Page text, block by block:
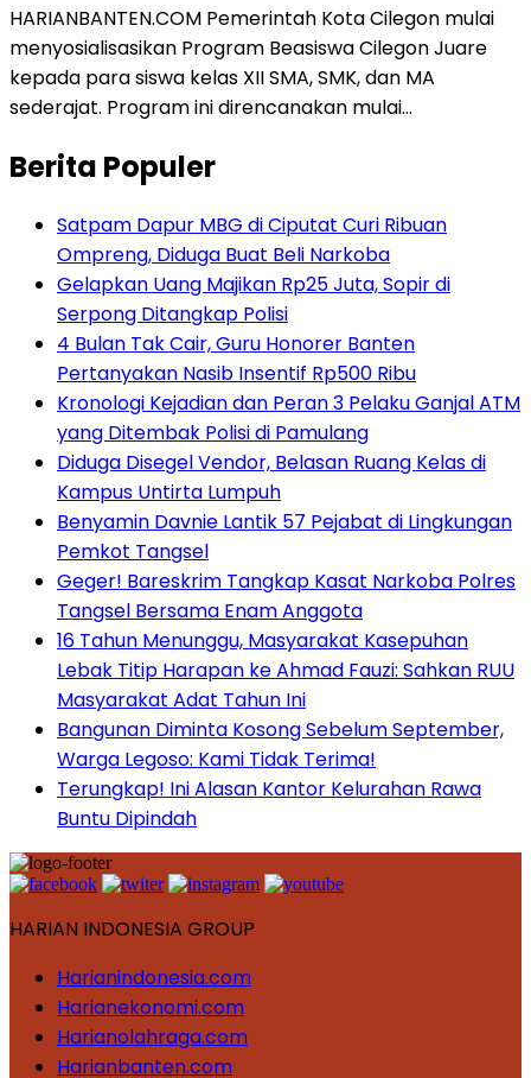
HARIANBANTEN.COM Pemerintah Kota Cilegon mulai
menyosialisasikan Program Beasiswa Cilegon Juare
kepada para siswa kelas XII SMA, SMK, dan MA
sederajat. Program ini direncanakan mulai…
Berita Populer
Satpam Dapur MBG di Ciputat Curi Ribuan
Ompreng, Diduga Buat Beli Narkoba
Gelapkan Uang Majikan Rp25 Juta, Sopir di
Serpong Ditangkap Polisi
4 Bulan Tak Cair, Guru Honorer Banten
Pertanyakan Nasib Insentif Rp500 Ribu
Kronologi Kejadian dan Peran 3 Pelaku Ganjal ATM
yang Ditembak Polisi di Pamulang
Diduga Disegel Vendor, Belasan Ruang Kelas di
Kampus Untirta Lumpuh
Benyamin Davnie Lantik 57 Pejabat di Lingkungan
Pemkot Tangsel
Geger! Bareskrim Tangkap Kasat Narkoba Polres
Tangsel Bersama Enam Anggota
16 Tahun Menunggu, Masyarakat Kasepuhan
Lebak Titip Harapan ke Ahmad Fauzi: Sahkan RUU
Masyarakat Adat Tahun Ini
Bangunan Diminta Kosong Sebelum September,
Warga Legoso: Kami Tidak Terima!
Terungkap! Ini Alasan Kantor Kelurahan Rawa
Buntu Dipindah
HARIAN INDONESIA GROUP
Harianindonesia.com
Harianekonomi.com
Harianolahraga.com
Harianbanten.com